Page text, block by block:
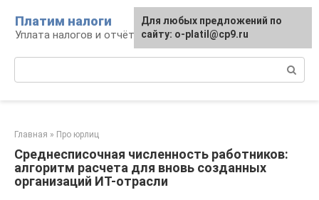
контенту
Платим налоги
Уплата налогов и отчётность
Главная » Про юрлиц
Среднесписочная численность работников:
алгоритм расчета для вновь созданных
организаций ИТ-отрасли
Для любых предложений по
сайту: o-platil@cp9.ru